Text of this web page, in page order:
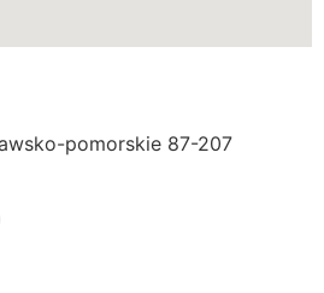
pomorskie 87-207